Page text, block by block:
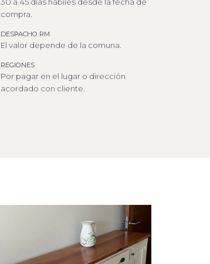
30 a 45 días hábiles desde la fecha de
compra.
DESPACHO RM
El valor depende de la comuna.
REGIONES
Por pagar en el lugar o dirección
acordado con cliente.